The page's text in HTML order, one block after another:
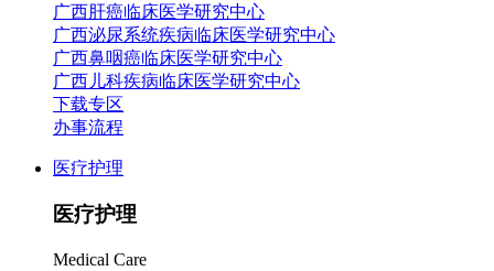
广西肝癌临床医学研究中心
广西泌尿系统疾病临床医学研究中心
广西鼻咽癌临床医学研究中心
广西儿科疾病临床医学研究中心
下载专区
办事流程
医疗护理
医疗护理
Medical Care